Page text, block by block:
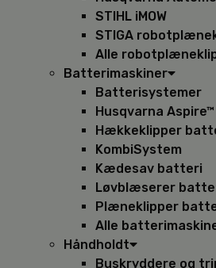
STIHL iMOW
STIGA
Alle
Batterimaskiner
Batterisystemer
Husqvarna Aspire™
Hækkeklipper
KombiSystem
Kædesav batteri
Løvblæserer
Plæneklipper
Alle
Håndholdt
Buskryddere og